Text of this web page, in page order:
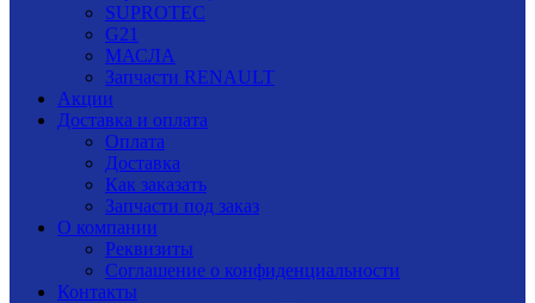
SUPROTEC
G21
МАСЛА
Запчасти RENAULT
Акции
Доставка и оплата
Оплата
Доставка
Как заказать
Запчасти под заказ
О компании
Реквизиты
Соглашение о конфиденциальности
Контакты